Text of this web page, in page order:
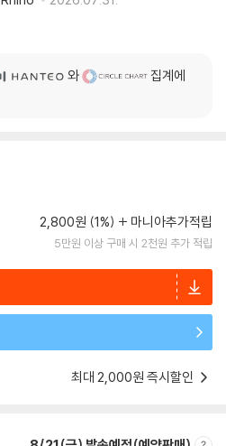
와
집계에
2,800원 (1%) 마니아추가적립
5만원 이상 구매 시 2천원 추가 적립
최대 2,000원 즉시할인